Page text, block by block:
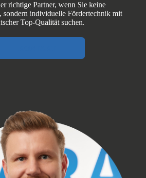
richtige Partner, wenn Sie keine
sondern individuelle Fördertechnik mit
Top‑Qualität suchen.